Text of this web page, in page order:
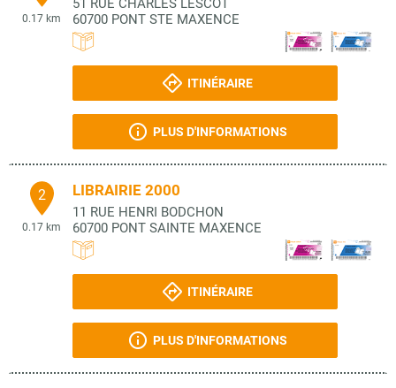
0.17 km
51 RUE CHARLES LESCOT
60700 PONT STE MAXENCE
ITINÉRAIRE
PLUS D'INFORMATIONS
2
0.17 km
LIBRAIRIE 2000
11 RUE HENRI BODCHON
60700 PONT SAINTE MAXENCE
ITINÉRAIRE
PLUS D'INFORMATIONS